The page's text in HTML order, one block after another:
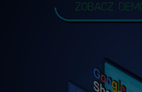
Zobacz